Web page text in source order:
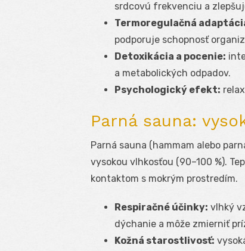
srdcovú frekvenciu a
Termoregulačná
podporuje schopnosť
Detoxikácia a pocenie:
a metabolických odpadov.
Psychologický efekt:
Parná sauna:
Parná sauna (hammam alebo
vysokou vlhkosťou (90–100 %).
kontaktom s mokrým prostredím.
Respiračné účinky: vlhký
dýchanie a môže zmierniť
Kožná starostlivosť: